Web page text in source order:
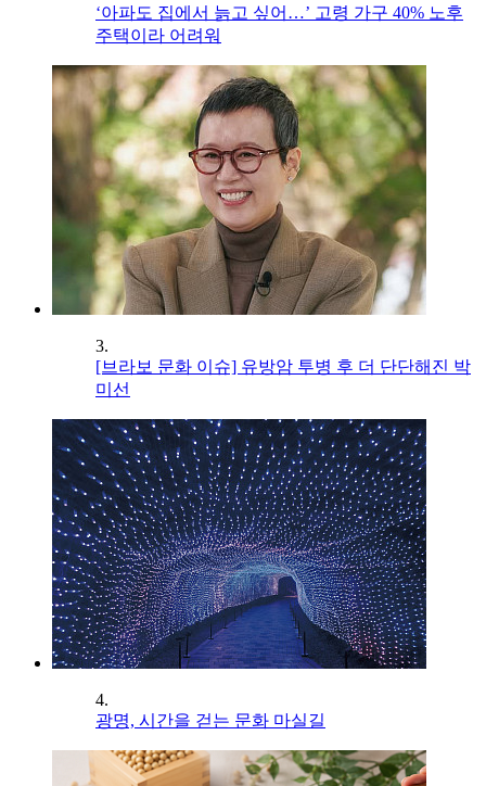
‘아파도 집에서 늙고 싶어…’ 고령 가구 40% 노후
주택이라 어려워
3.
[브라보 문화 이슈] 유방암 투병 후 더 단단해진 박
미선
4.
광명, 시간을 걷는 문화 마실길